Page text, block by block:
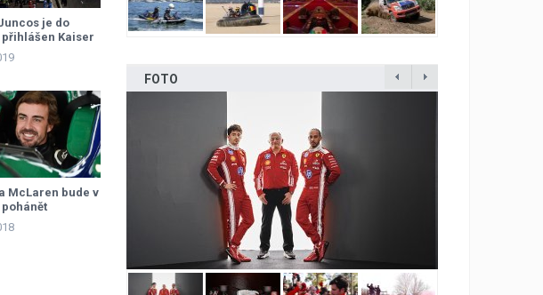
je do
přihlášen Kaiser
McLaren bude v
pohánět
FOTO